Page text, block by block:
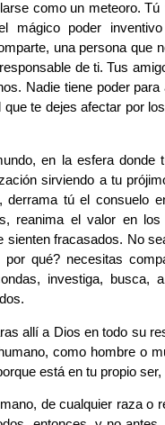
como un meteoro.
mágico poder
una persona que
de ti. Tus
Nadie tiene poder
te dejes afectar por
en la esfera donde
sirviendo a tu
tú el consuelo
reanima el valor en
sienten fracasados. No
qué? necesitas
investiga, busca,
allí a Dios en todo su
como hombre o
está en tu propio
de cualquier raza o